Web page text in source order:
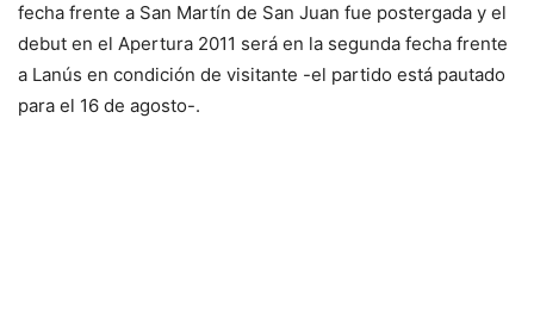
fecha frente a San Martín de San Juan fue postergada y el
debut en el Apertura 2011 será en la segunda fecha frente
a Lanús en condición de visitante -el partido está pautado
para el 16 de agosto-.